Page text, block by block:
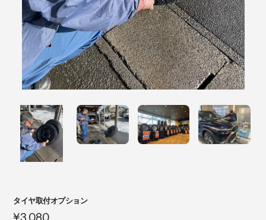
注
タイヤ取付オプション
定
¥3,080